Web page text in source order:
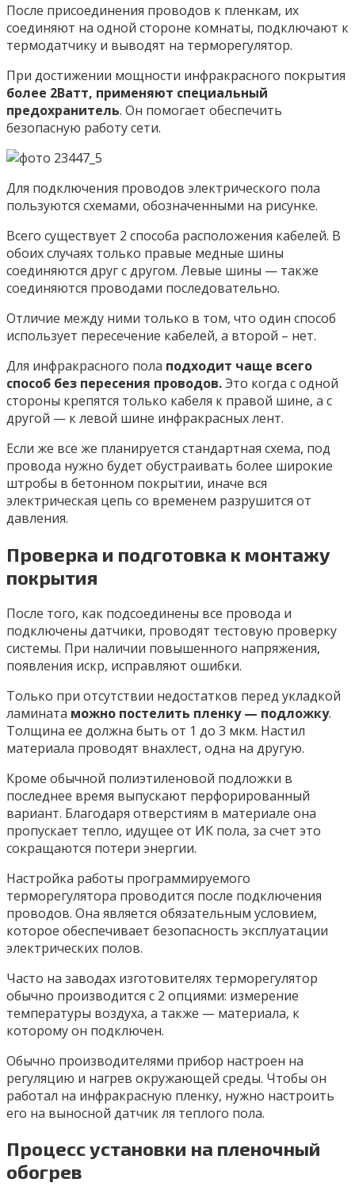
После присоединения проводов к пленкам, их
соединяют на одной стороне комнаты, подключают к
термодатчику и выводят на терморегулятор.
При достижении мощности инфракрасного покрытия
более 2Ватт, применяют специальный
предохранитель. Он помогает обеспечить
безопасную работу сети.
Для подключения проводов электрического пола
пользуются схемами, обозначенными на рисунке.
Всего существует 2 способа расположения кабелей. В
обоих случаях только правые медные шины
соединяются друг с другом. Левые шины — также
соединяются проводами последовательно.
Отличие между ними только в том, что один способ
использует пересечение кабелей, а второй – нет.
Для инфракрасного пола подходит чаще всего
способ без пересения проводов.Это когда с одной
стороны крепятся только кабеля к правой шине, а с
другой — к левой шине инфракрасных лент.
Если же все же планируется стандартная схема, под
провода нужно будет обустраивать более широкие
штробы в бетонном покрытии, иначе вся
электрическая цепь со временем разрушится от
давления.
Проверка и подготовка к монтажу
покрытия
После того, как подсоединены все провода и
подключены датчики, проводят тестовую проверку
системы. При наличии повышенного напряжения,
появления искр, исправляют ошибки.
Только при отсутствии недостатков перед укладкой
ламината можно постелить пленку — подложку.
Толщина ее должна быть от 1 до 3 мкм. Настил
материала проводят внахлест, одна на другую.
Кроме обычной полиэтиленовой подложки в
последнее время выпускают перфорированный
вариант. Благодаря отверстиям в материале она
пропускает тепло, идущее от ИК пола, за счет это
сокращаются потери энергии.
Настройка работы программируемого
терморегулятора проводится после подключения
проводов. Она является обязательным условием,
которое обеспечивает безопасность эксплуатации
электрических полов.
Часто на заводах изготовителях терморегулятор
обычно производится с 2 опциями: измерение
температуры воздуха, а также — материала, к
которому он подключен.
Обычно производителями прибор настроен на
регуляцию и нагрев окружающей среды. Чтобы он
работал на инфракрасную пленку, нужно настроить
его на выносной датчик ля теплого пола.
Процесс установки на пленочный
обогрев